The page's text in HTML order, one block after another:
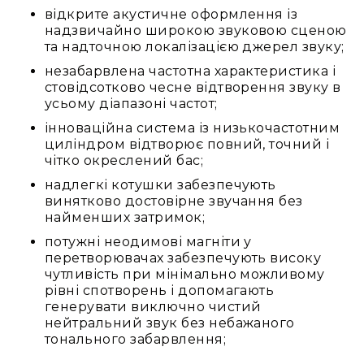
відкрите акустичне оформлення із
надзвичайно широкою звуковою сценою
та надточною локалізацією джерел звуку;
незабарвлена частотна характеристика і
стовідсотково чесне відтворення звуку в
усьому діапазоні частот;
інноваційна система із низькочастотним
циліндром відтворює повний, точний і
чітко окреслений бас;
надлегкі котушки забезпечують
винятково достовірне звучання без
найменших затримок;
потужні неодимові магніти у
перетворювачах забезпечують високу
чутливість при мінімально можливому
рівні спотворень і допомагають
генерувати виключно чистий
нейтральний звук без небажаного
тонального забарвлення;